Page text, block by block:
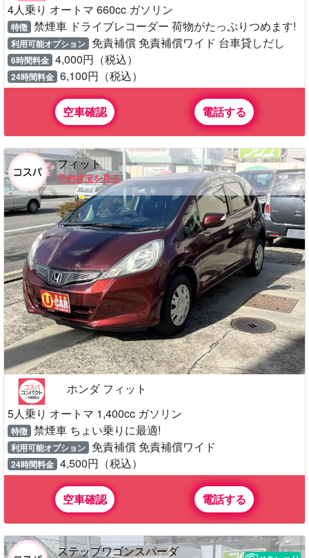
4人乗り オートマ 660cc ガソリン
特徴 禁煙車 ドライブレコーダー 荷物がたっぷりつめます!
利用可能オプション 免責補償 免責補償ワイド 台車貸しだし
6時間料金 4,000円（税込）
24時間料金 6,100円（税込）
空車確認 電話する
フィット
予約状況を見る
ホンダ フィット
5人乗り オートマ 1,400cc ガソリン
特徴 禁煙車 ちょい乗りに最適!
利用可能オプション 免責補償 免責補償ワイド
24時間料金 4,500円（税込）
空車確認 電話する
ステップワゴンスパーダ